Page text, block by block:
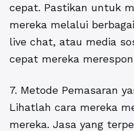
cepat. Pastikan untuk
mereka melalui
live chat, atau media
cepat mereka
7. Metode Pemasaran
Lihatlah cara mereka
mereka. Jasa yang